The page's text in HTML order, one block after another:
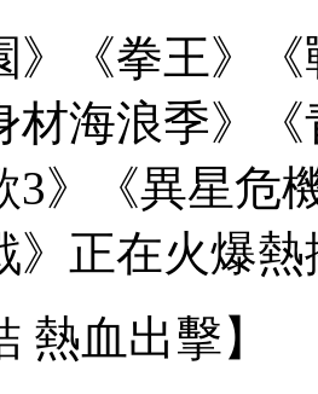
》《拳王》
材海浪季》
3》《異星
》正在火爆
熱血出擊】